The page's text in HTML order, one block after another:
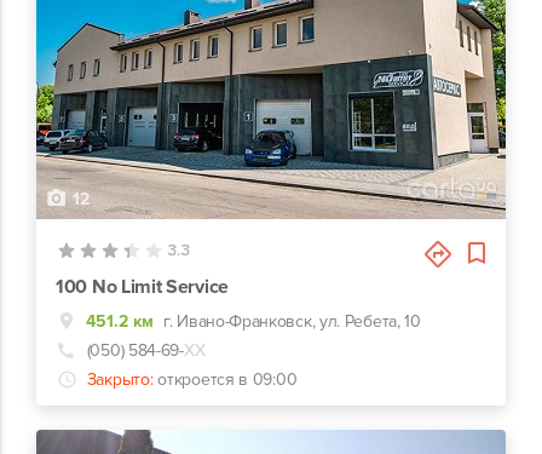
12
3.3
100 No Limit Service
451.2 км г. Ивано-Франковск, ул. Ребета, 10
(050) 584-69-ХХ
Закрыто: откроется в 09:00